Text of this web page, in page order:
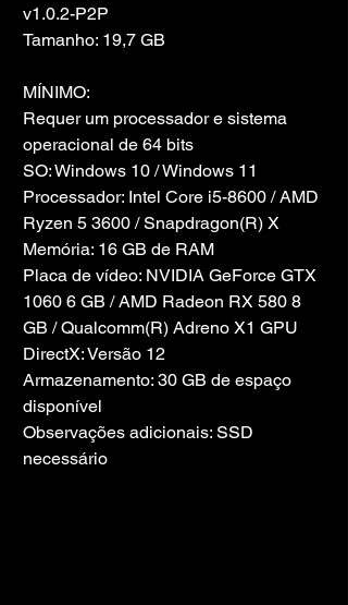
v1.0.2-P2P
Tamanho: 19,7 GB
MÍNIMO:
Requer um processador e sistema
operacional de 64 bits
SO: Windows 10 / Windows 11
Processador: Intel Core i5-8600 / AMD
Ryzen 5 3600 / Snapdragon(R) X
Memória: 16 GB de RAM
Placa de vídeo: NVIDIA GeForce GTX
1060 6 GB / AMD Radeon RX 580 8
GB / Qualcomm(R) Adreno X1 GPU
DirectX: Versão 12
Armazenamento: 30 GB de espaço
disponível
Observações adicionais: SSD
necessário